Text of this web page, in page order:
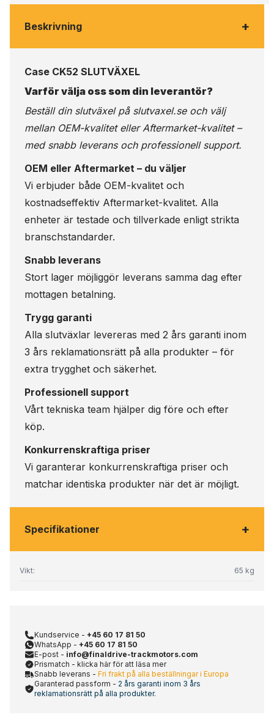
Beskrivning +
Case CK52 SLUTVÄXEL
Varför välja oss som din leverantör?
Beställ din slutväxel på slutvaxel.seoch välj
mellan OEM-kvalitet eller Aftermarket-kvalitet –
med snabb leverans och professionell support.
OEM eller Aftermarket – du väljer
Vi erbjuder både OEM-kvalitet och
kostnadseffektiv Aftermarket-kvalitet. Alla
enheter är testade och tillverkade enligt strikta
branschstandarder.
Snabb leverans
Stort lager möjliggör leverans samma dag efter
mottagen betalning.
Trygg garanti
Alla slutväxlar levereras med 2 års garanti inom
3 års reklamationsrätt på alla produkter – för
extra trygghet och säkerhet.
Professionell support
Vårt tekniska team hjälper dig före och efter
köp.
Konkurrenskraftiga priser
Vi garanterar konkurrenskraftiga priser och
matchar identiska produkter när det är möjligt.
Specifikationer +
Vikt: 65 kg
Kundservice - +45 60 17 81 50
WhatsApp - +45 60 17 81 50
E-post - info@finaldrive-trackmotors.com
Prismatch - klicka här för att läsa mer
Snabb leverans - Fri frakt på alla beställningar i Europa
Garanterad passform - 2 års garanti inom 3 års
reklamationsrätt på alla produkter.